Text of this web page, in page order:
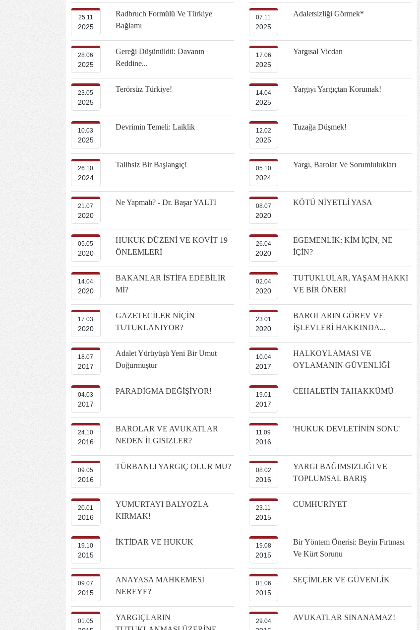
25.11
2025
Radbruch Formülü Ve Türkiye
Bağlamı
07.11
2025
Adaletsizliği Görmek*
28.06
2025
Gereği Düşünüldü: Davanın
Reddine...
17.06
2025
Yargısal Vicdan
23.05
2025
Terörsüz Türkiye! 14.04
2025
Yargıyı Yargıçtan Korumak!
10.03
2025
Devrimin Temeli: Laiklik 12.02
2025
Tuzağa Düşmek!
26.10
2024
Talihsiz Bir Başlangıç! 05.10
2024
Yargı, Barolar Ve Sorumlulukları
21.07
2020
Ne Yapmalı? - Dr. Başar YALTI 08.07
2020
KÖTÜ NİYETLİ YASA
05.05
2020
HUKUK DÜZENİ VE KOVİT 19
ÖNLEMLERİ
26.04
2020
EGEMENLİK: KİM İÇİN, NE
İÇİN?
14.04
2020
BAKANLAR İSTİFA EDEBİLİR
Mİ?
02.04
2020
TUTUKLULAR, YAŞAM HAKKI
VE BİR ÖNERİ
17.03
2020
GAZETECİLER NİÇİN
TUTUKLANIYOR?
23.01
2020
BAROLARIN GÖREV VE
İŞLEVLERİ HAKKINDA...
18.07
2017
Adalet Yürüyüşü Yeni Bir Umut
Doğurmuştur
10.04
2017
HALKOYLAMASI VE
OYLAMANIN GÜVENLİĞİ
04.03
2017
PARADİGMA DEĞİŞİYOR! 19.01
2017
CEHALETİN TAHAKKÜMÜ
24.10
2016
BAROLAR VE AVUKATLAR
NEDEN İLGİSİZLER?
11.09
2016
'HUKUK DEVLETİNİN SONU'
09.05
2016
TÜRBANLI YARGIÇ OLUR MU? 08.02
2016
YARGI BAĞIMSIZLIĞI VE
TOPLUMSAL BARIŞ
20.01
2016
YUMURTAYI BALYOZLA
KIRMAK!
23.11
2015
CUMHURİYET
19.10
2015
İKTİDAR VE HUKUK 19.08
2015
Bir Yöntem Önerisi: Beyin Fırtınası
Ve Kürt Sorunu
09.07
2015
ANAYASA MAHKEMESİ
NEREYE?
01.06
2015
SEÇİMLER VE GÜVENLİK
01.05
YARGIÇLARIN
29.04 AVUKATLAR SINANAMAZ!